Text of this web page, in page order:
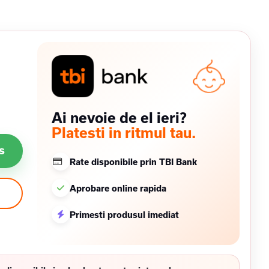
Ai nevoie de el ieri?
Platesti in ritmul tau.
Rate disponibile prin TBI Bank
Aprobare online rapida
Primesti produsul imediat